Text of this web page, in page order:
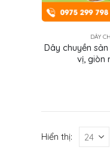
DÂY
Dây chuyền
vị, giòn
Hiển thị: